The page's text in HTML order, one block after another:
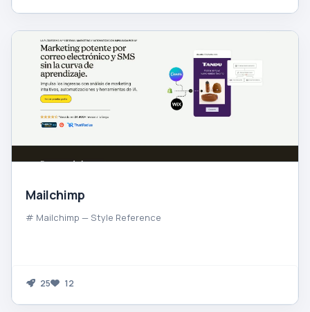
Mailchimp
# Mailchimp — Style Reference
25 12